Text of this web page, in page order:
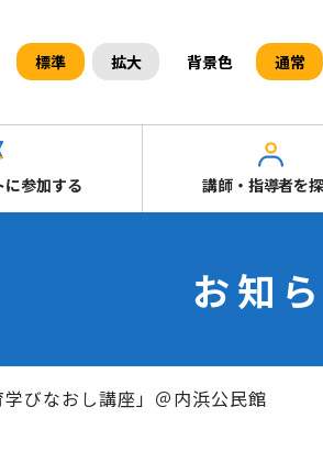
標準 拡大 背景色 通常
に参加する 講師・指導者を
お知
びなおし講座」＠内浜公民館